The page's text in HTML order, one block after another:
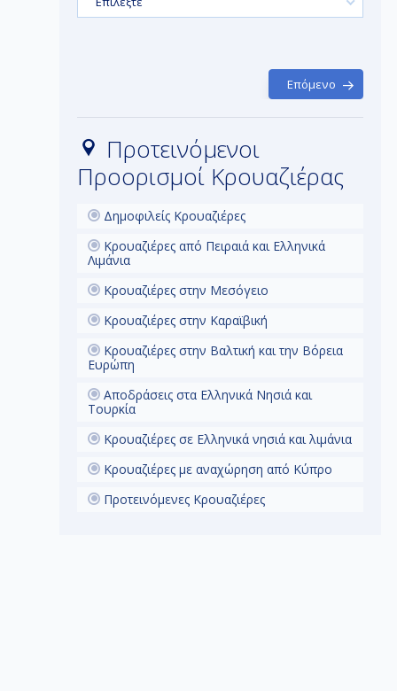
Επόμενο
Προτεινόμενοι
Προορισμοί Κρουαζιέρας
Δημοφιλείς Κρουαζιέρες
Κρουαζιέρες από Πειραιά και Ελληνικά
Λιμάνια
Κρουαζιέρες στην Μεσόγειο
Κρουαζιέρες στην Καραϊβική
Κρουαζιέρες στην Βαλτική και την Βόρεια
Ευρώπη
Αποδράσεις στα Ελληνικά Νησιά και
Τουρκία
Κρουαζιέρες σε Ελληνικά νησιά και λιμάνια
Κρουαζιέρες με αναχώρηση από Κύπρο
Προτεινόμενες Κρουαζιέρες